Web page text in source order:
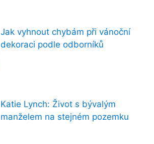
Jak vyhnout chybám při vánoční
dekoraci podle odborníků
Katie Lynch: Život s bývalým
manželem na stejném pozemku